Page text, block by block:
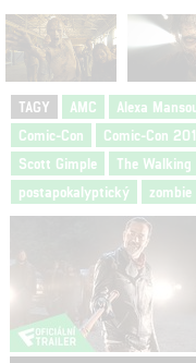
TAGY AMC Alexa
Comic-Con
Comic-Con
Scott Gimple
The Walking
postapokalyptický
zombie